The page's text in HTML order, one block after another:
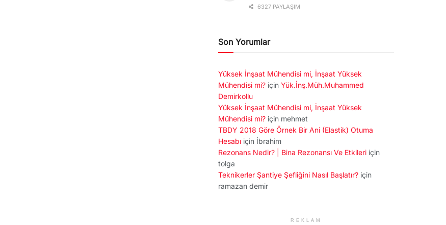
6327 PAYLAŞIM
Son Yorumlar
Yüksek İnşaat Mühendisi mi, İnşaat Yüksek
Mühendisi mi? için Yük.İnş.Müh.Muhammed
Demirkollu
Yüksek İnşaat Mühendisi mi, İnşaat Yüksek
Mühendisi mi? için mehmet
TBDY 2018 Göre Örnek Bir Ani (Elastik) Otuma
Hesabı için İbrahim
Rezonans Nedir? | Bina Rezonansı Ve Etkileri için
tolga
Teknikerler Şantiye Şefliğini Nasıl Başlatır? için
ramazan demir
REKLAM